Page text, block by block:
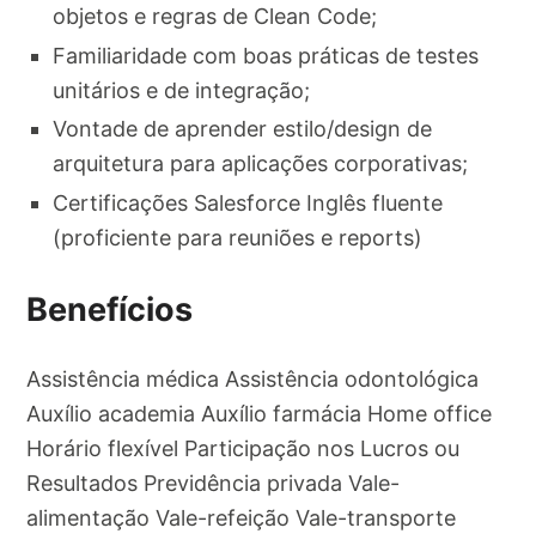
objetos e regras de Clean Code;
Familiaridade com boas práticas de testes
unitários e de integração;
Vontade de aprender estilo/design de
arquitetura para aplicações corporativas;
Certificações Salesforce Inglês fluente
(proficiente para reuniões e reports)
Benefícios
Assistência médica Assistência odontológica
Auxílio academia Auxílio farmácia Home office
Horário flexível Participação nos Lucros ou
Resultados Previdência privada Vale-
alimentação Vale-refeição Vale-transporte